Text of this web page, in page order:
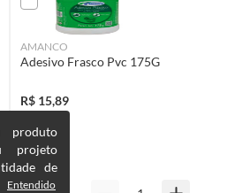
produto
projeto
de
Entendido
AMANCO
Adesivo Frasco Pvc 175G
R$ 15,89